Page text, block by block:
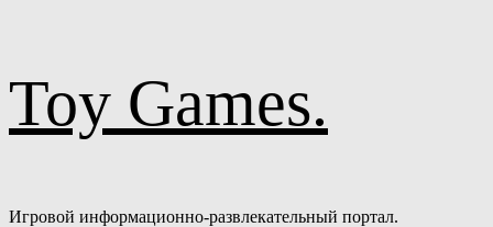
к
содержимому
Toy Games.
Игровой информационно-развлекательный портал.